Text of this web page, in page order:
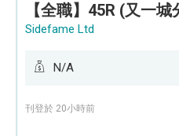
Sidefame Ltd
N/A
刊登於 20小時前